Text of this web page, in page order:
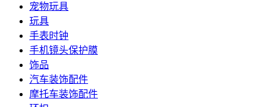
宠物玩具
玩具
手表时钟
手机镜头保护膜
饰品
汽车装饰配件
摩托车装饰配件